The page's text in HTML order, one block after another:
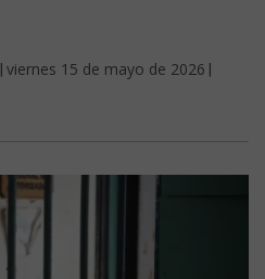
viernes 15 de mayo de 2026